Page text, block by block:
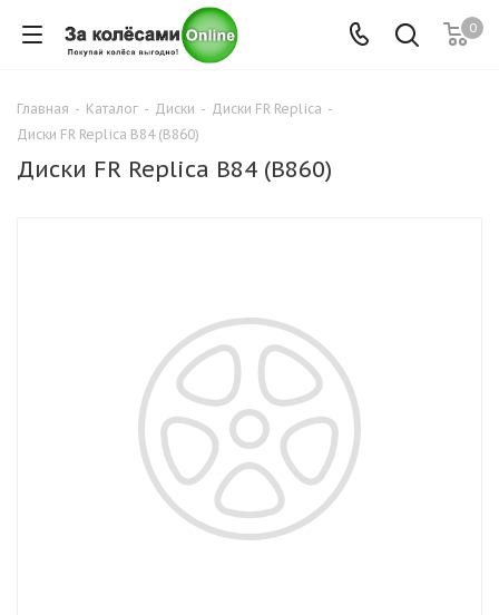
0
Главная - Каталог - Диски - Диски FR Replica -
Диски FR Replica B84 (B860)
Диски FR Replica B84 (B860)